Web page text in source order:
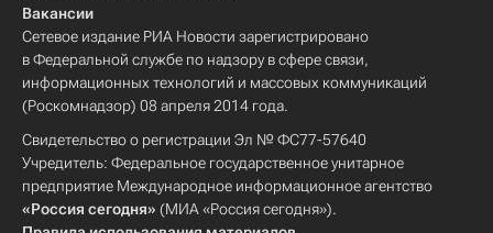
Вакансии
Сетевое издание РИА Новости зарегистрировано
в Федеральной службе по надзору в сфере связи,
информационных технологий и массовых коммуникаций
(Роскомнадзор) 08 апреля 2014 года.
Свидетельство о регистрации Эл № ФС77-57640
Учредитель: Федеральное государственное унитарное
предприятие Международное информационное агентство
«Россия сегодня» (МИА «Россия сегодня»).